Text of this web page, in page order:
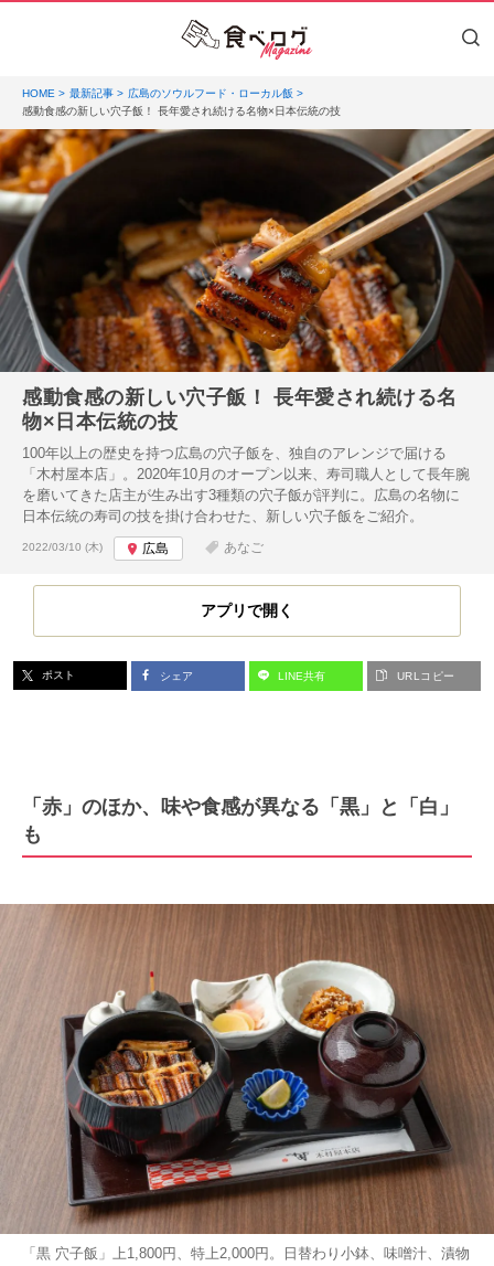
HOME 最新記事
広島のソウルフード・ローカル飯
感動食感の新しい穴子飯！ 長年愛され続ける名物×日本伝統の技
感動食感の新しい穴子飯！ 長年愛され続ける名
物×日本伝統の技
100年以上の歴史を持つ広島の穴子飯を、独自のアレンジで届ける
「木村屋本店」。2020年10月のオープン以来、寿司職人として長年腕
を磨いてきた店主が生み出す3種類の穴子飯が評判に。広島の名物に
日本伝統の寿司の技を掛け合わせた、新しい穴子飯をご紹介。
投稿日:
2022/03/10 (木) 広島 あなご
アプリで開く
ポスト シェア LINE共有 URLコピー
「赤」のほか、味や食感が異なる「黒」と「白」
も
「黒 穴子飯」上1,800円、特上2,000円。日替わり小鉢、味噌汁、漬物